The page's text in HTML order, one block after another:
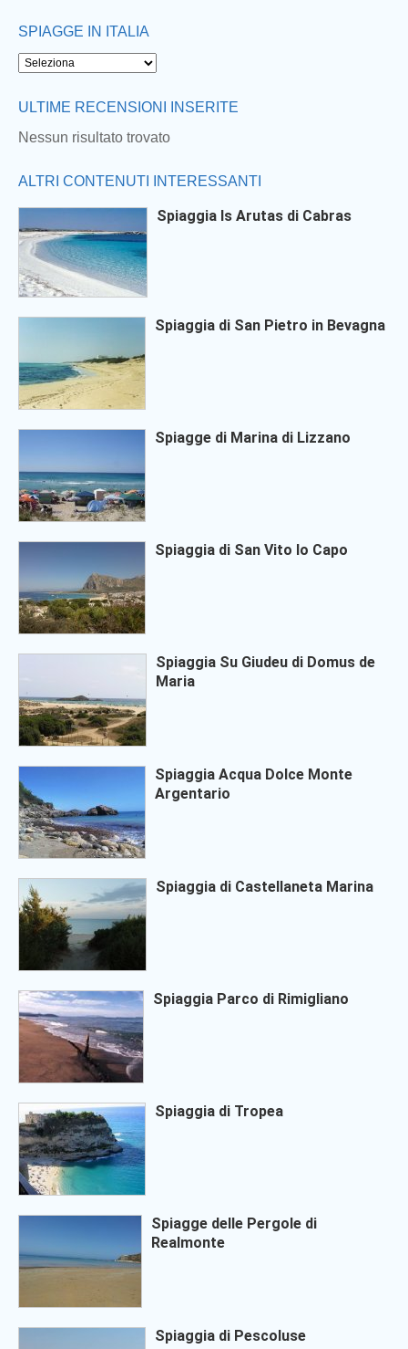
SPIAGGE IN ITALIA
ULTIME RECENSIONI INSERITE
Nessun risultato trovato
ALTRI CONTENUTI INTERESSANTI
Spiaggia Is Arutas di Cabras
Spiaggia di San Pietro in Bevagna
Spiagge di Marina di Lizzano
Spiaggia di San Vito lo Capo
Spiaggia Su Giudeu di Domus de
Maria
Spiaggia Acqua Dolce Monte
Argentario
Spiaggia di Castellaneta Marina
Spiaggia Parco di Rimigliano
Spiaggia di Tropea
Spiagge delle Pergole di
Realmonte
Spiaggia di Pescoluse